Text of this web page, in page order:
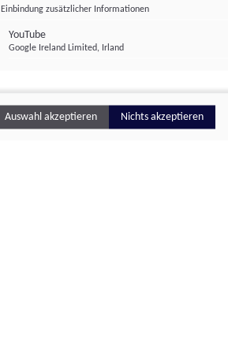
Einbindung zusätzlicher Informationen
YouTube
Google Ireland Limited, Irland
Auswahl akzeptieren Nichts akzeptieren